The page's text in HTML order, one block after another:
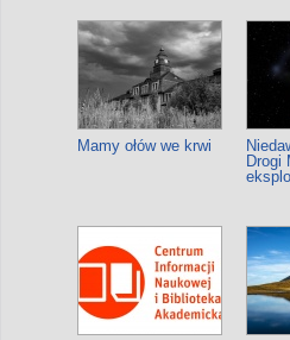
Mamy ołów we krwi
Drogi